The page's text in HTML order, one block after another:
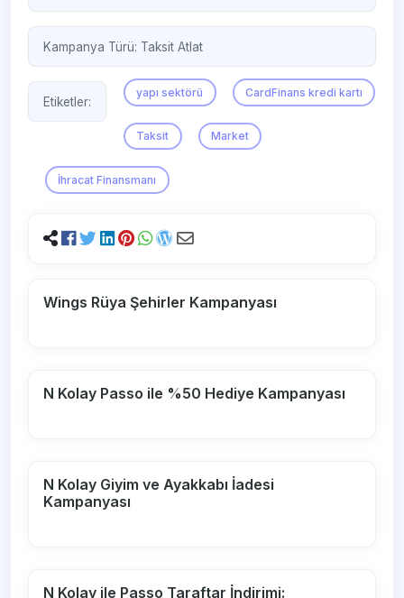
Kampanya Türü: Taksit Atlat
Etiketler:
yapı sektörü CardFinans kredi kartı
Taksit Market
İhracat Finansmanı
Wings Rüya Şehirler Kampanyası
N Kolay Passo ile %50 Hediye Kampanyası
N Kolay Giyim ve Ayakkabı İadesi
Kampanyası
N Kolay ile Passo Taraftar İndirimi: